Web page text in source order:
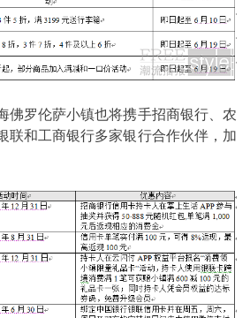
佛罗伦萨小镇也将携手招商银行、农
联和工商银行多家银行合作伙伴，加